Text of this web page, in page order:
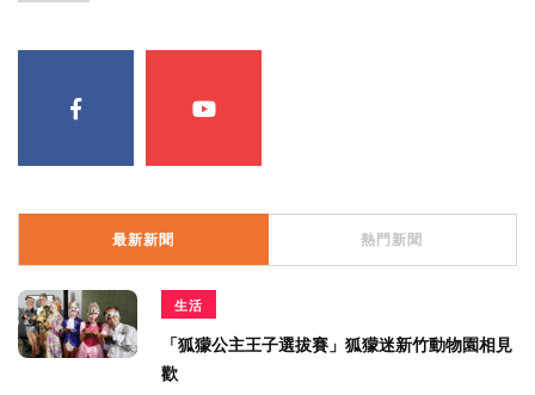
最新新聞 熱門新聞
生活
「狐獴公主王子選拔賽」狐獴迷新竹動物園相見
歡